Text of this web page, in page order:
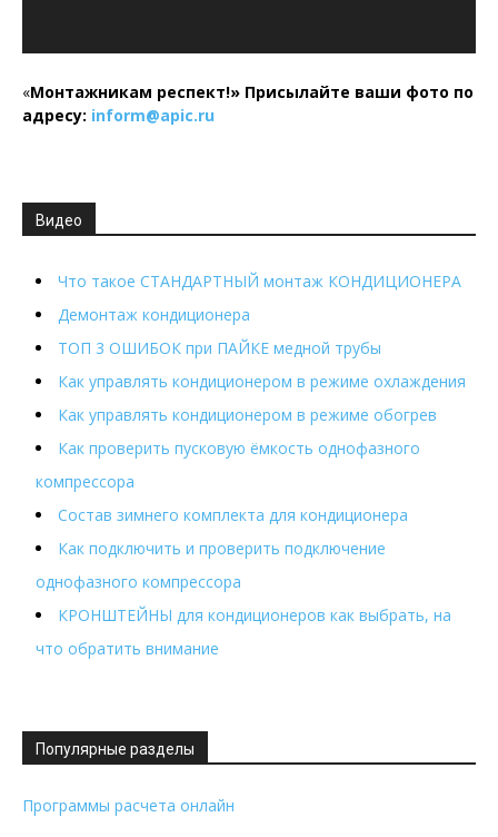
«Монтажникам респект!» Присылайте ваши фото по
адресу: inform@apic.ru
Видео
Что такое СТАНДАРТНЫЙ монтаж КОНДИЦИОНЕРА
Демонтаж кондиционера
ТОП 3 ОШИБОК при ПАЙКЕ медной трубы
Как управлять кондиционером в режиме охлаждения
Как управлять кондиционером в режиме обогрев
Как проверить пусковую ёмкость однофазного
компрессора
Состав зимнего комплекта для кондиционера
Как подключить и проверить подключение
однофазного компрессора
КРОНШТЕЙНЫ для кондиционеров как выбрать, на
что обратить внимание
Популярные разделы
Программы расчета онлайн